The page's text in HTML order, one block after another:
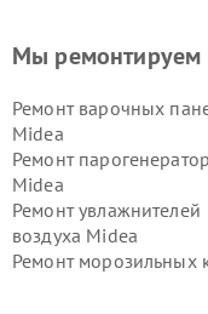
Мы ремонтируем
Ремонт варочных
Midea
Ремонт
Midea
Ремонт увлажнителей
воздуха Midea
Ремонт морозильных